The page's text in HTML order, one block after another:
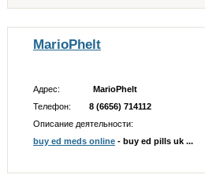
MarioPhelt
Адрес:
MarioPhelt
Телефон:
8 (6656) 714112
Описание деятельности:
buy ed meds online - buy ed pills uk ...